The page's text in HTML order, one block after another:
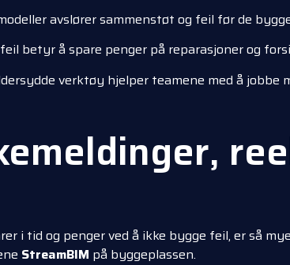
avslører sammenstøt og feil før de
betyr å spare penger på reparasjoner og
verktøy hjelper teamene med å jobbe
i tid og penger ved å ikke bygge feil, er så
StreamBIM på byggeplassen.